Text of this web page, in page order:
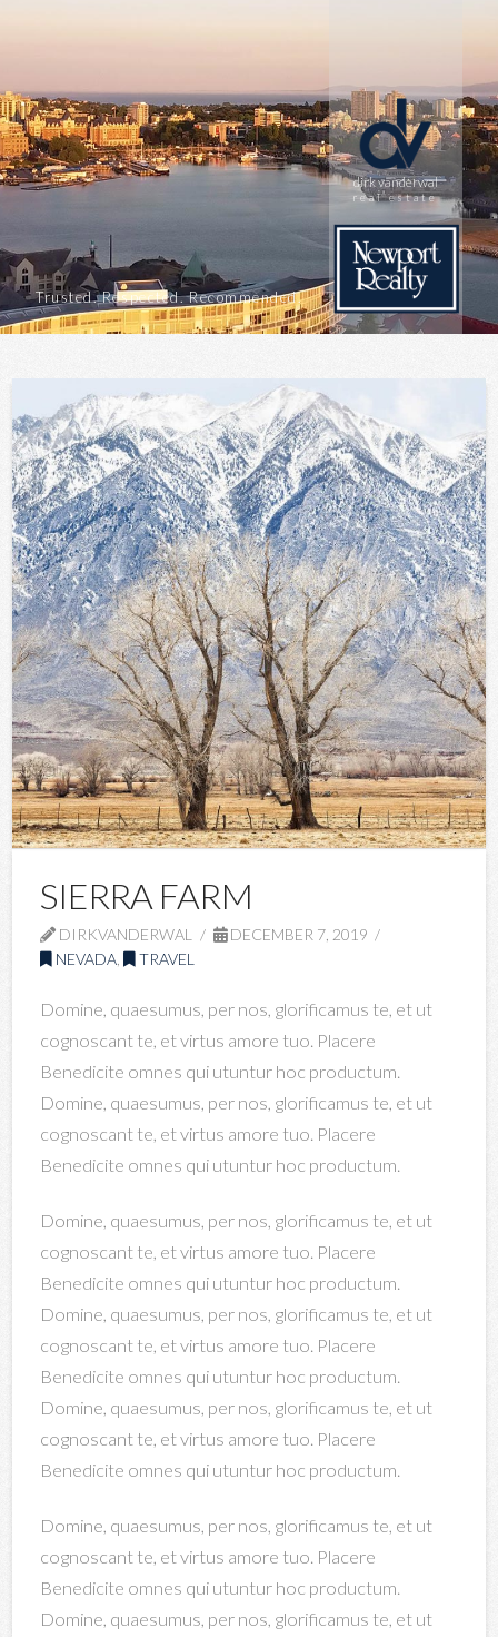
Trusted. Respected. Recommended.
dirk vanderwal
real estate
SIERRA FARM
DIRKVANDERWAL
DECEMBER 7, 2019
NEVADA , TRAVEL
Domine, quaesumus, per nos, glorificamus te, et ut
cognoscant te, et virtus amore tuo. Placere
Benedicite omnes qui utuntur hoc productum.
Domine, quaesumus, per nos, glorificamus te, et ut
cognoscant te, et virtus amore tuo. Placere
Benedicite omnes qui utuntur hoc productum.
Domine, quaesumus, per nos, glorificamus te, et ut
cognoscant te, et virtus amore tuo. Placere
Benedicite omnes qui utuntur hoc productum.
Domine, quaesumus, per nos, glorificamus te, et ut
cognoscant te, et virtus amore tuo. Placere
Benedicite omnes qui utuntur hoc productum.
Domine, quaesumus, per nos, glorificamus te, et ut
cognoscant te, et virtus amore tuo. Placere
Benedicite omnes qui utuntur hoc productum.
Domine, quaesumus, per nos, glorificamus te, et ut
cognoscant te, et virtus amore tuo. Placere
Benedicite omnes qui utuntur hoc productum.
Domine, quaesumus, per nos, glorificamus te, et ut